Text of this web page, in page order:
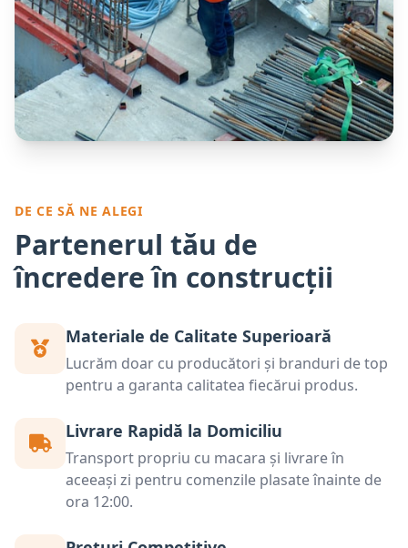
DE CE SĂ NE ALEGI
Partenerul tău de
încredere în construcții
Materiale de Calitate Superioară
Lucrăm doar cu producători și branduri de top
pentru a garanta calitatea fiecărui produs.
Livrare Rapidă la Domiciliu
Transport propriu cu macara și livrare în
aceeași zi pentru comenzile plasate înainte de
ora 12:00.